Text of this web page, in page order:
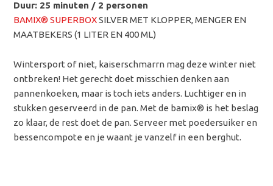
Duur: 25 minuten / 2 personen
BAMIX® SUPERBOXSILVER MET KLOPPER, MENGER EN
MAATBEKERS (1 LITER EN 400 ML)
Wintersport of niet, kaiserschmarrn mag deze winter niet
ontbreken! Het gerecht doet misschien denken aan
pannenkoeken, maar is toch iets anders. Luchtiger en in
stukken geserveerd in de pan. Met de bamix® is het beslag
zo klaar, de rest doet de pan. Serveer met poedersuiker en
bessencompote en je waant je vanzelf in een berghut.